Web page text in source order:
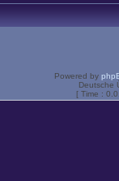
Powered by
Deutsche
[ Time :